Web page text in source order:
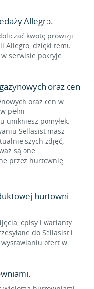
Allegro.
kwotę prowizji
Allegro, dzięki temu
serwisie pokryje
oraz cen
oraz cen w
pełni
unikniesz pomyłek.
Sellasist masz
zdjęć,
są one
przez hurtownię
hurtowni
opisy i warianty
do Sellasist i
wystawianiu ofert w